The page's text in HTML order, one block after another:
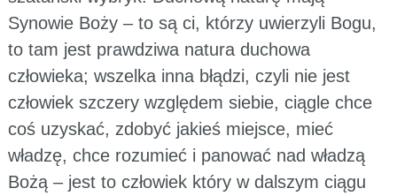
Synowie Boży – to są ci, którzy uwierzyli Bogu,
to tam jest prawdziwa natura duchowa
człowieka; wszelka inna błądzi, czyli nie jest
człowiek szczery względem siebie, ciągle chce
coś uzyskać, zdobyć jakieś miejsce, mieć
władzę, chce rozumieć i panować nad władzą
Bożą – jest to człowiek który w dalszym ciągu